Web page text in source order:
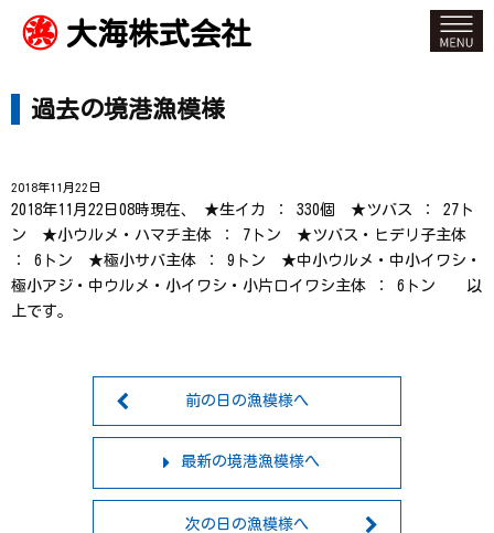
大海株式会社
過去の境港漁模様
2018年11月22日
2018年11月22日08時現在、 ★生イカ ： 330個 ★ツバス ： 27ト
ン ★小ウルメ・ハマチ主体 ： 7トン ★ツバス・ヒデリ子主体
： 6トン ★極小サバ主体 ： 9トン ★中小ウルメ・中小イワシ・
極小アジ・中ウルメ・小イワシ・小片口イワシ主体 ： 6トン 以
上です。
前の日の漁模様へ
最新の境港漁模様へ
次の日の漁模様へ